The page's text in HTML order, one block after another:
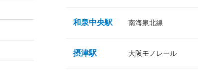
和泉中央駅 南海泉北線
摂津駅 大阪モノレール